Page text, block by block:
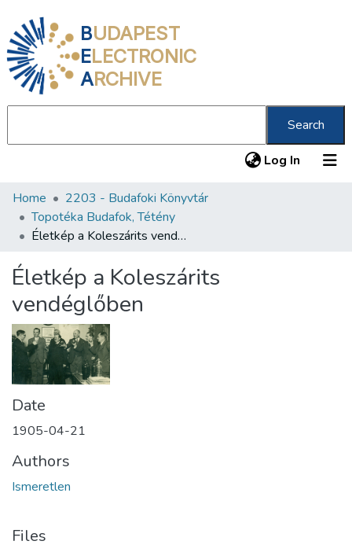
BUDAPEST
ELECTRONIC
ARCHIVE
Search
Log In (current)
Communities & Collections
All of DSpace
Statistics
About us
Home
2203 - Budafoki Könyvtár
Topotéka Budafok, Tétény
Életkép a Koleszárits vendéglőben
Életkép a Koleszárits
vendéglőben
Date
1905-04-21
Authors
Ismeretlen
Files